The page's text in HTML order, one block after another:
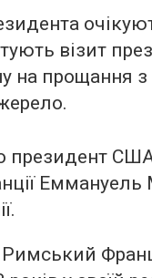
візит
на прощання
президент
Еммануель